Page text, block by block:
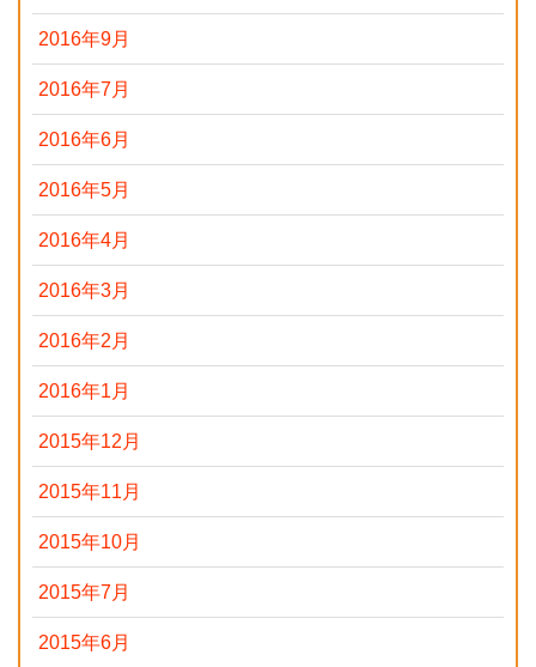
2016年9月
2016年7月
2016年6月
2016年5月
2016年4月
2016年3月
2016年2月
2016年1月
2015年12月
2015年11月
2015年10月
2015年7月
2015年6月